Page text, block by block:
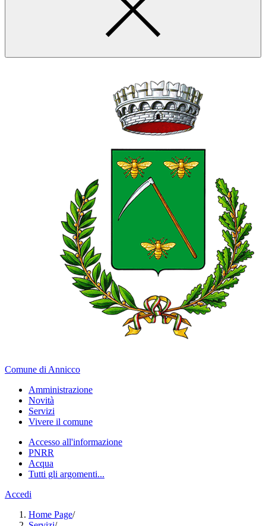
Comune di Annicco
Amministrazione
Novità
Servizi
Vivere il comune
Accesso all'informazione
PNRR
Acqua
Tutti gli argomenti...
Accedi
Home Page/